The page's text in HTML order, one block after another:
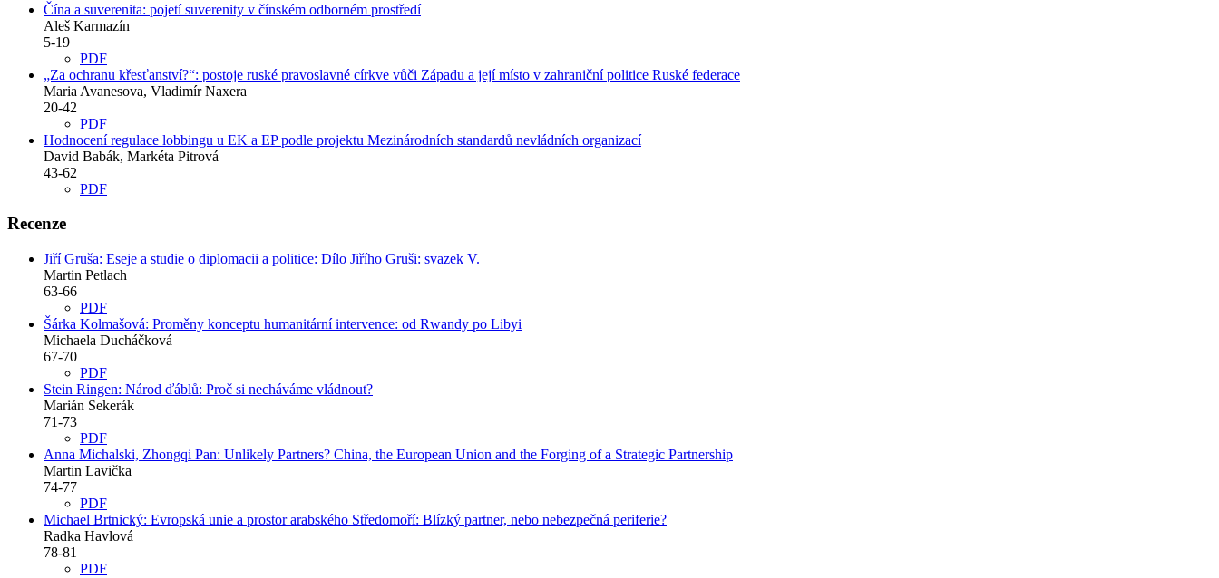
Čína a suverenita: pojetí suverenity v čínském odborném prostředí
Aleš Karmazín
5-19
PDF
„Za ochranu křesťanství?“: postoje ruské pravoslavné církve vůči Západu a její místo v zahraniční politice Ruské federace
Maria Avanesova, Vladimír Naxera
20-42
PDF
Hodnocení regulace lobbingu u EK a EP podle projektu Mezinárodních standardů nevládních organizací
David Babák, Markéta Pitrová
43-62
PDF
Recenze
Jiří Gruša: Eseje a studie o diplomacii a politice: Dílo Jiřího Gruši: svazek V.
Martin Petlach
63-66
PDF
Šárka Kolmašová: Proměny konceptu humanitární intervence: od Rwandy po Libyi
Michaela Ducháčková
67-70
PDF
Stein Ringen: Národ ďáblů: Proč si necháváme vládnout?
Marián Sekerák
71-73
PDF
Anna Michalski, Zhongqi Pan: Unlikely Partners? China, the European Union and the Forging of a Strategic Partnership
Martin Lavička
74-77
PDF
Michael Brtnický: Evropská unie a prostor arabského Středomoří: Blízký partner, nebo nebezpečná periferie?
Radka Havlová
78-81
PDF